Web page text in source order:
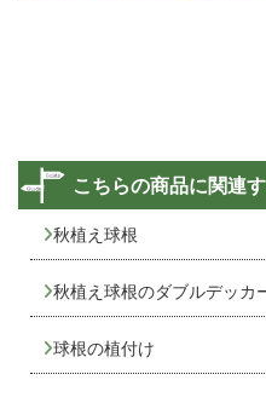
こちらの商品に関連
秋植え球根
秋植え球根のダブルデッカ
球根の植付け